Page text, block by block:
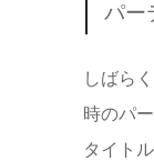
パー
しばら
時のパ
タイトル